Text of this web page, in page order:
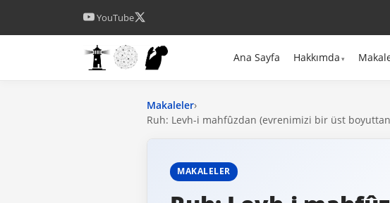
YouTube
Ana Sayfa Hakkımda
Makaleler›
Ruh: Levh-i mahfûzdan (evrenimizi bir üst
MAKALELER